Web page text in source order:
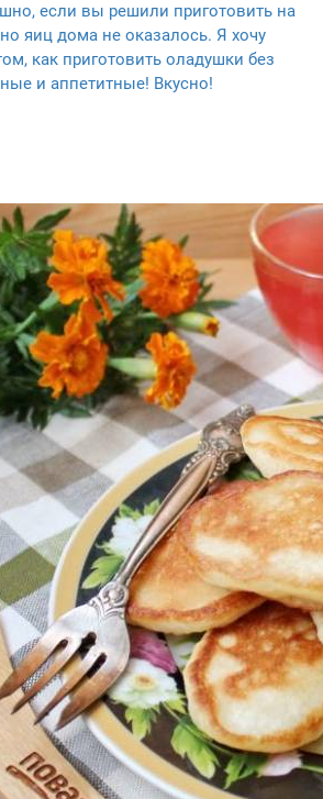
если вы решили приготовить на
яиц дома не оказалось. Я хочу
как приготовить оладушки без
и аппетитные! Вкусно!